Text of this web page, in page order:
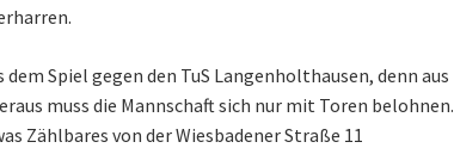
Spiel gegen den TuS Langenholthausen, denn aus
muss die Mannschaft sich nur mit Toren belohnen.
Zählbares von der Wiesbadener Straße 11